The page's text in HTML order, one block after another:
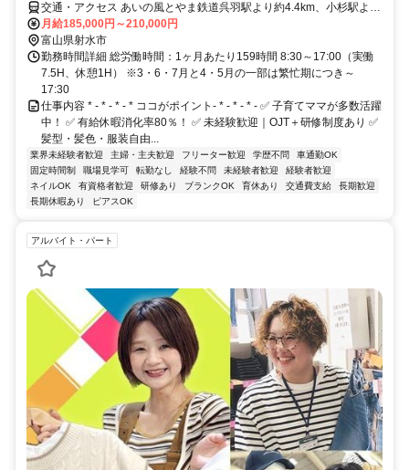
交通・アクセス あいの風とやま鉄道呉羽駅より約4.4km、小杉駅より
約3.9km
月給185,000円～210,000円
富山県射水市
勤務時間詳細 総労働時間：1ヶ月あたり159時間 8:30～17:00（実働
7.5H、休憩1H） ※3・6・7月と4・5月の一部は繁忙期につき～
17:30
仕事内容 * - * - * - * ココがポイント- * - * - * - ✅ 子育てママが多数活躍
中！ ✅ 有給休暇消化率80％！ ✅ 未経験歓迎｜OJT＋研修制度あり ✅
髪型・髪色・服装自由...
業界未経験者歓迎 主婦・主夫歓迎 フリーター歓迎 学歴不問
車通勤OK
固定時間制
職場見学可 転勤なし 経験不問 未経験者歓迎
経験者歓迎
ネイルOK
有資格者歓迎 研修あり ブランクOK 育休あり 交通費支給
長期歓迎
長期休暇あり
ピアスOK
アルバイト・パート